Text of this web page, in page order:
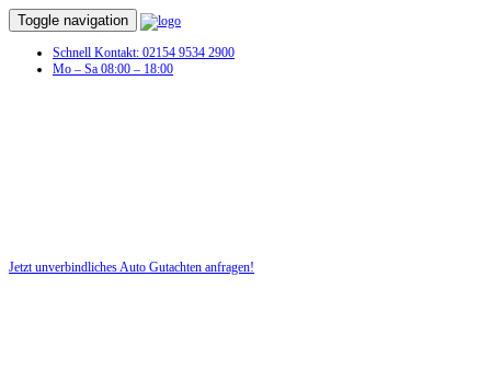
Toggle navigation
Schnell Kontakt: 02154 9534 2900
Mo – Sa 08:00 – 18:00
Jetzt unverbindliches Auto Gutachten anfragen!